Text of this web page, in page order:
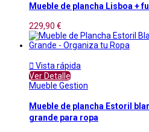
Mueble de plancha Lisboa +
229,90 €
 Vista rápida
Ver Detalle
Mueble Gestion
Mueble de plancha Estoril
grande para ropa